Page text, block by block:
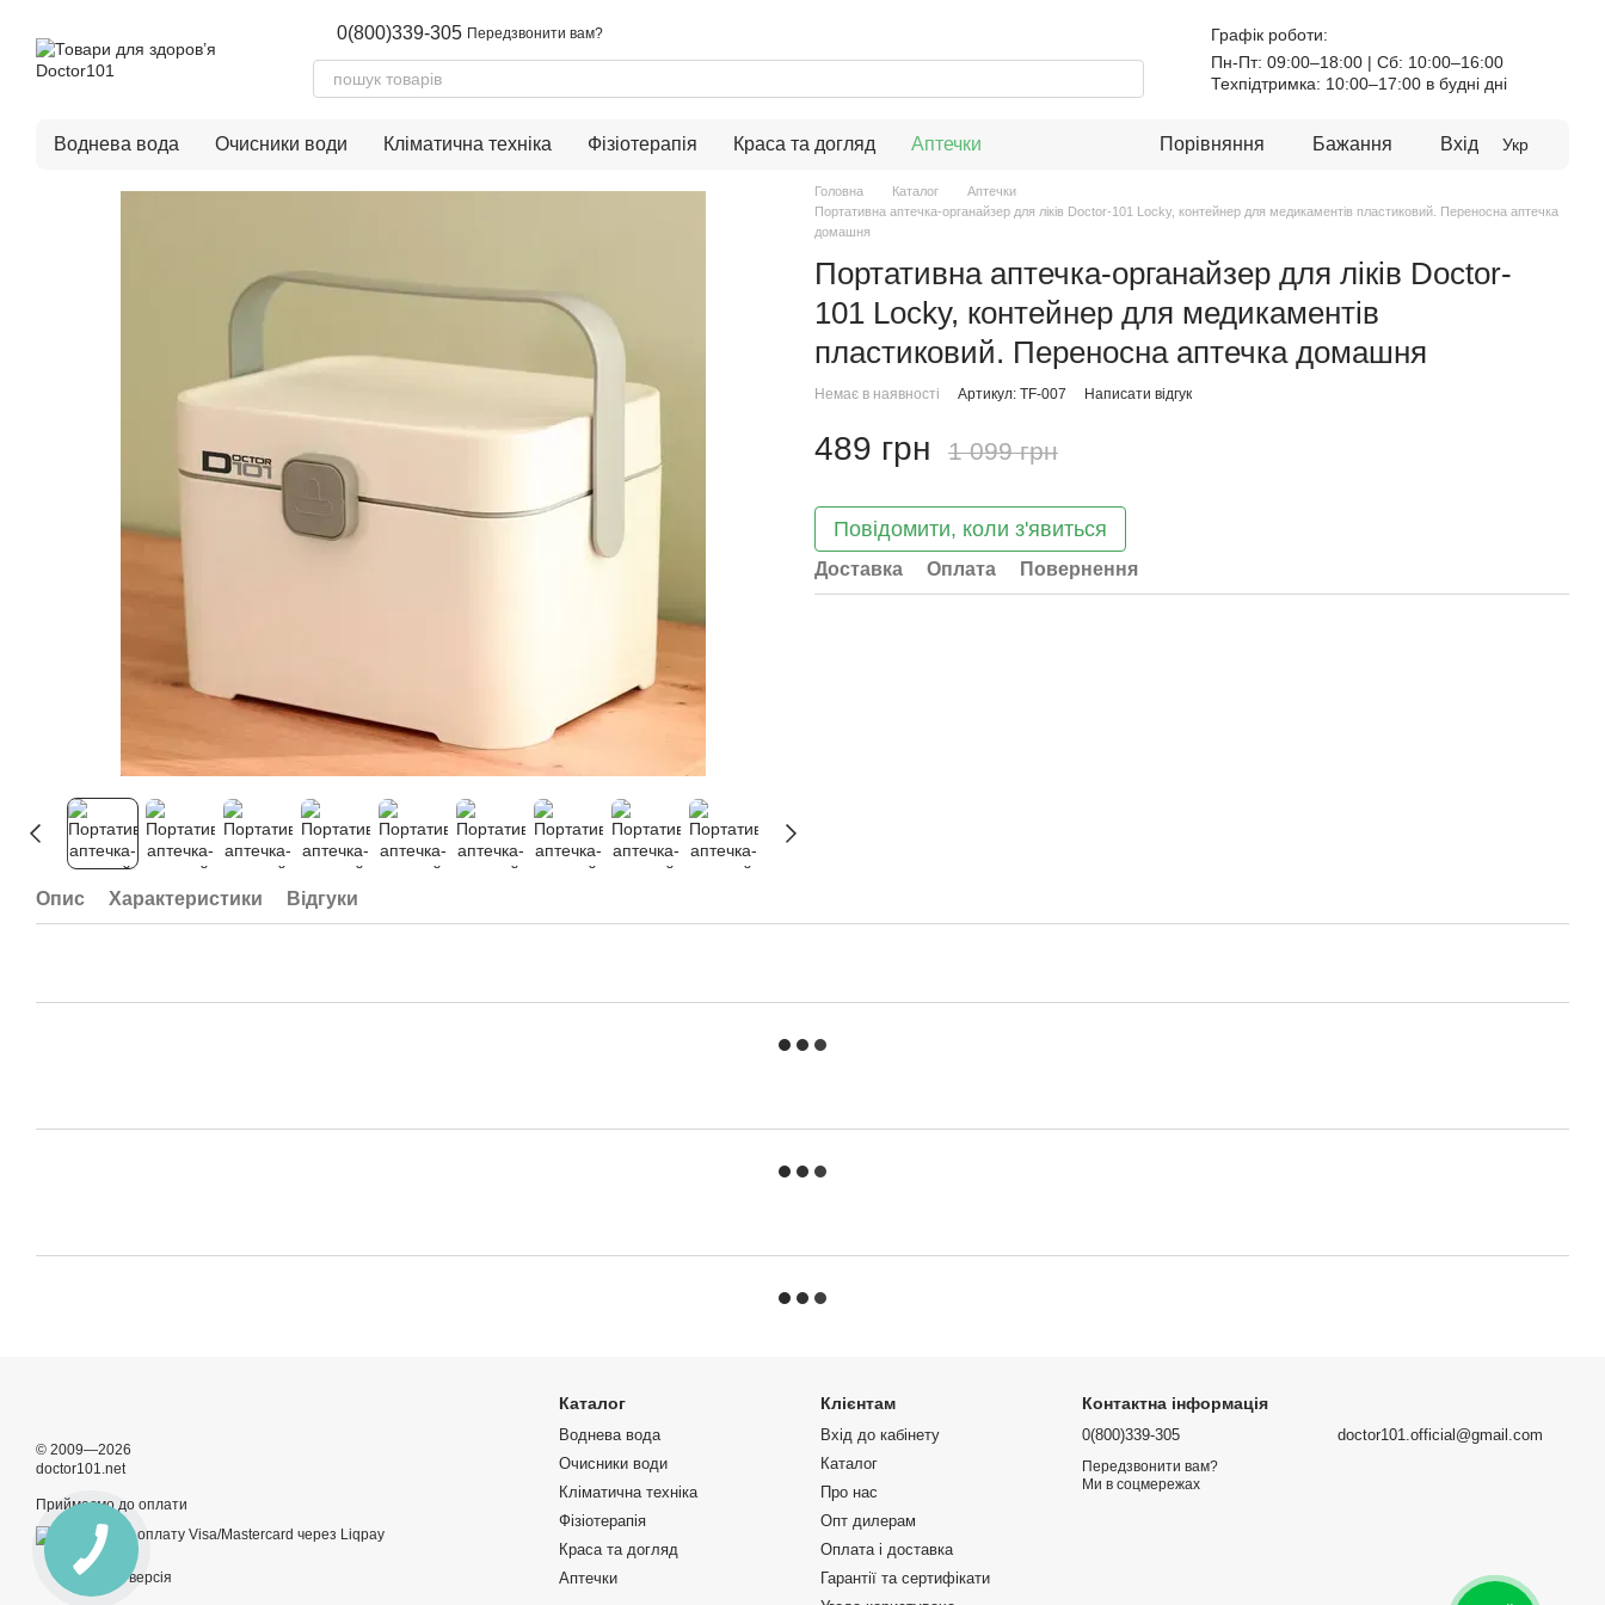
0(800)339-305 Передзвонити вам?
Графік роботи:
Пн-Пт: 09:00–18:00 | Сб: 10:00–16:00
Техпідтримка: 10:00–17:00 в будні дні
Воднева вода Очисники води Кліматична техніка Фізіотерапія Краса та догляд Аптечки Порівняння Бажання Вхід Укр
Головна Каталог
Аптечки
Портативна аптечка-органайзер для ліків Doctor-101 Locky, контейнер для медикаментів пластиковий. Переносна аптечка
домашня
Портативна аптечка-органайзер для ліків Doctor-
101 Locky, контейнер для медикаментів
пластиковий. Переносна аптечка домашня
Немає в наявності Артикул: TF-007 Написати відгук
489 грн 1 099 грн
Повідомити, коли з'явиться
Доставка Оплата Повернення
Опис Характеристики Відгуки
© 2009—2026
doctor101.net
Приймаємо до оплати
Мобільна версія
Каталог
Воднева вода
Очисники води
Кліматична техніка
Фізіотерапія
Краса та догляд
Аптечки
Клієнтам
Вхід до кабінету
Каталог
Про нас
Опт дилерам
Оплата і доставка
Гарантії та сертифікати
Контактна інформація
0(800)339-305
Передзвонити вам?
doctor101.official@gmail.com
Ми в соцмережах